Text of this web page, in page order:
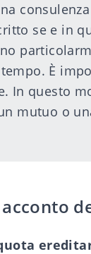
se e in
È
In questo
mutuo o
acconto